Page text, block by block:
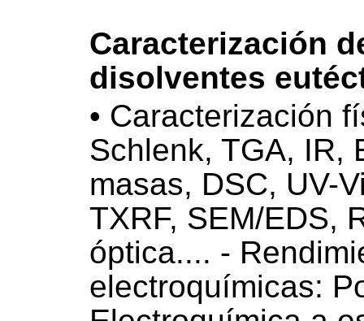
Caracterización
disolventes
• Caracterización
Schlenk, TGA, IR,
masas, DSC, UV-
TXRF, SEM/EDS,
óptica.... -
electroquímicas: